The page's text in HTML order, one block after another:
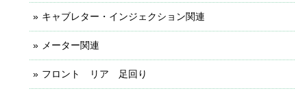
キャブレター・インジェクション関連
メーター関連
フロント リア 足回り